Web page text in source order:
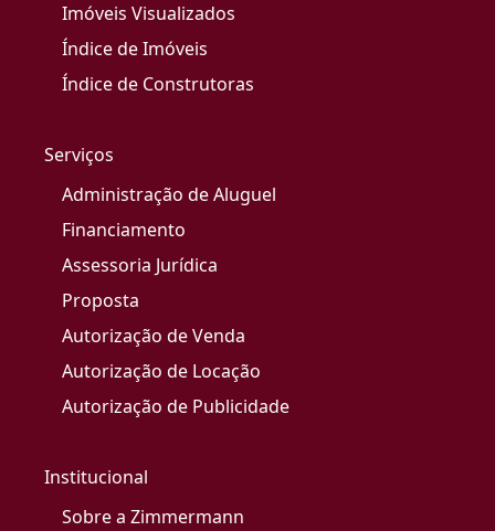
Imóveis Visualizados
Índice de Imóveis
Índice de Construtoras
Serviços
Administração de Aluguel
Financiamento
Assessoria Jurídica
Proposta
Autorização de Venda
Autorização de Locação
Autorização de Publicidade
Institucional
Sobre a Zimmermann